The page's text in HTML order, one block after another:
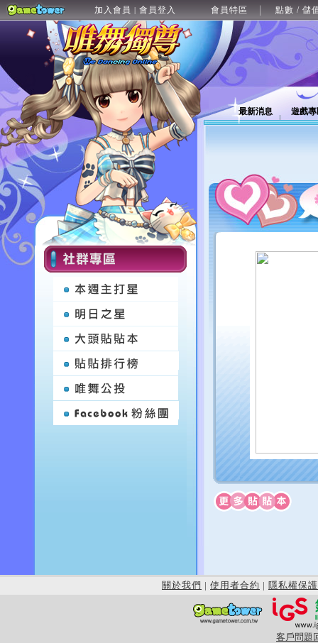
加入會員 | 會員登入 會員特區 點數 / 儲
最新消息 遊戲
關於我們 | 使用者合約 | 隱私權保護
客戶問題